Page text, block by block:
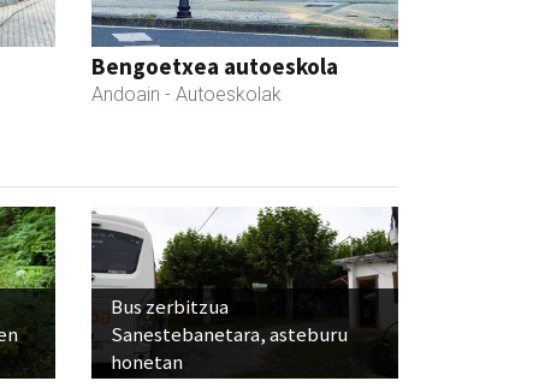
Bengoetxea autoeskola
Andoain - Autoeskolak
Bus zerbitzua
Sanestebanetara, asteburu
honetan